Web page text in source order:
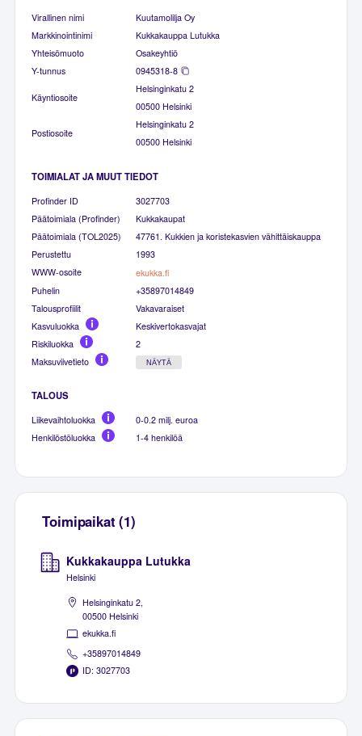
Virallinen nimi
Kuutamolilja Oy
Markkinointinimi
Kukkakauppa Lutukka
Yhteisömuoto
Osakeyhtiö
Y-tunnus
0945318-8
Käyntiosoite
Helsinginkatu 2
00500 Helsinki
Postiosoite
Helsinginkatu 2
00500 Helsinki
TOIMIALAT JA MUUT TIEDOT
Profinder ID
3027703
Päätoimiala (Profinder)
Kukkakaupat
Päätoimiala (TOL2025)
47761. Kukkien ja koristekasvien vähittäiskauppa
Perustettu
1993
WWW-osoite
ekukka.fi
Puhelin
+35897014849
Talousprofiilit
Vakavaraiset
Kasvuluokka
Keskivertokasvajat
Riskiluokka
2
Maksuviivetieto
NÄYTÄ
TALOUS
Liikevaihtoluokka
0-0.2 milj. euroa
Henkilöstöluokka
1-4 henkilöä
Toimipaikat (1)
Kukkakauppa Lutukka
Helsinki
Helsinginkatu 2,
00500 Helsinki
ekukka.fi
+35897014849
ID: 3027703